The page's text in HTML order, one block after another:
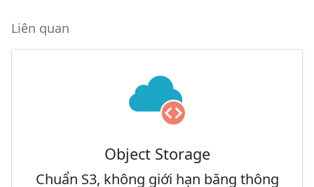
Liên quan
Object Storage
Chuẩn S3, không giới hạn băng thông